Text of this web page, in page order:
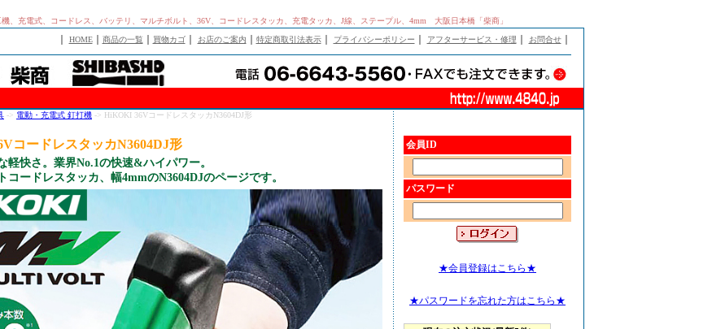
、充電式、コードレス、バッテリ、マルチボルト、36V、コードレスタッカ、充電タッカ、J線、ステープル、4mm 大阪日本橋「柴商」
HOME｜ 商品の一覧 買物カゴ｜ お店のご案内 特定商取引法表示｜ プライバシーポリシー アフターサービス・修理 お問合せ｜
-> 電動・充電式 釘打機 -> HiKOKI 36VコードレスタッカN3604DJ形
コードレスタッカN3604DJ形
軽快さ。業界No.1の快速&ハイパワー。
コードレスタッカ、幅4mmのN3604DJのページです。
会員ID
パスワード
★会員登録はこちら★
★パスワードを忘れた方はこちら★